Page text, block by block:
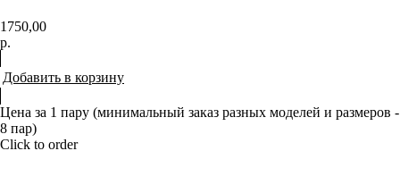
1750,00
р.
Добавить в корзину
Цена за 1 пару (минимальный заказ разных моделей и размеров -
8 пар)
Click to order